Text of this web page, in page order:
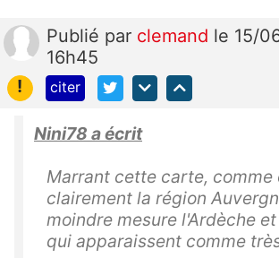
Publié par clemand le 15/
16h45
!
citer
Nini78 a écrit
Marrant cette carte, comme
clairement la région
moindre mesure l'Ardèche
qui apparaissent comme